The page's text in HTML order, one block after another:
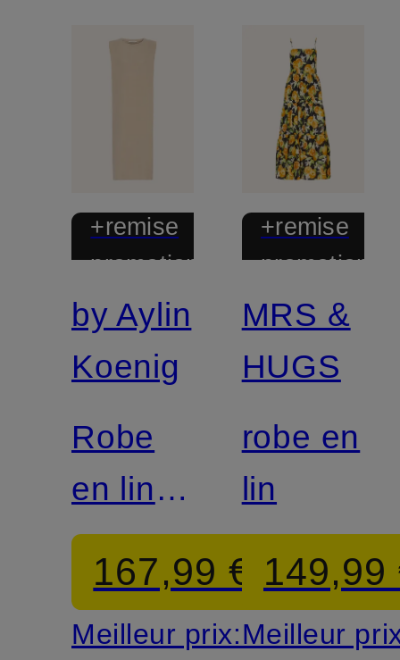
+remise
promotionnelle
by Aylin
Koenig
Robe
en lin
DEBBIE
167,99 €
Meilleur prix:
+remise
MRS &
HUGS
robe en
lin
149,99
Meilleur